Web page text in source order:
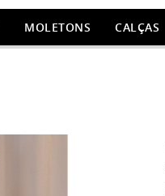
MOLETONS CALÇAS